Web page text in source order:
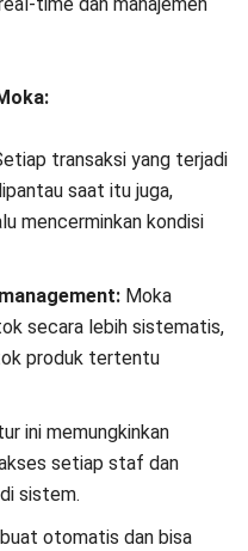
transaksi yang terjadi
saat itu juga,
mencerminkan kondisi
Moka
secara lebih sistematis,
produk tertentu
ini memungkinkan
setiap staf dan
sistem.
otomatis dan bisa